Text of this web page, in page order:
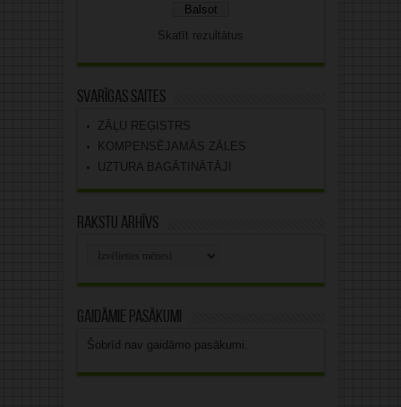
Skatīt rezultātus
Svarīgas saites
ZĀĻU REĢISTRS
KOMPENSĒJAMĀS ZĀLES
UZTURA BAGĀTINĀTĀJI
Rakstu arhīvs
Gaidāmie pasākumi
Šobrīd nav gaidāmo pasākumi.